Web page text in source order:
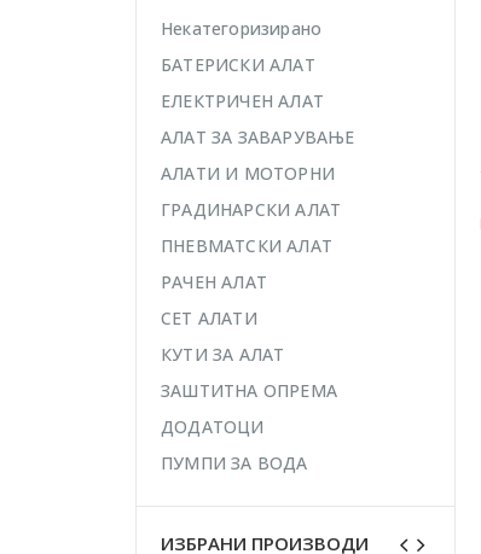
Некатегоризирано
БАТЕРИСКИ АЛАТ
ЕЛЕКТРИЧЕН АЛАТ
АЛАТ ЗА ЗАВАРУВАЊЕ
АЛАТИ И МОТОРНИ
ГРАДИНАРСКИ АЛАТ
ПНЕВМАТСКИ АЛАТ
РАЧЕН АЛАТ
СЕТ АЛАТИ
КУТИ ЗА АЛАТ
ЗАШТИТНА ОПРЕМА
ДОДАТОЦИ
ПУМПИ ЗА ВОДА
ИЗБРАНИ ПРОИЗВОДИ